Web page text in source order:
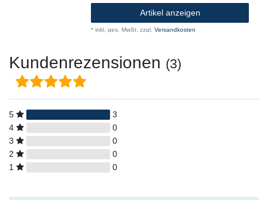
Artikel anzeigen
* inkl. ges. MwSt. zzgl. Versandkosten
Kundenrezensionen (3)
5
3
4
0
3
0
2
0
1
0